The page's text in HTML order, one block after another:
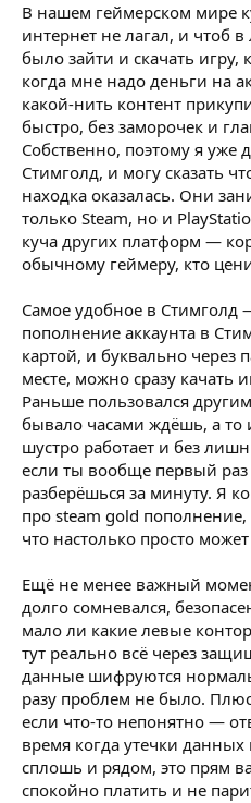
В нашем геймерском мире
интернет не лагал, и чтоб
было зайти и скачать игру,
когда мне надо деньги на
какой-нить контент
быстро, без заморочек и
Собственно, поэтому я
Стимголд, и могу сказать
находка оказалась. Они
только Steam, но и
куча других платформ —
обычному геймеру, кто
Самое удобное в Стимголд
пополнение аккаунта в
картой, и буквально через
месте, можно сразу качать
Раньше пользовался
бывало часами ждёшь, а то
шустро работает и без
если ты вообще первый раз
разберёшься за минуту. Я
про steam gold
что настолько просто
Ещё не менее важный
долго сомневался,
мало ли какие левые
тут реально всё через
данные шифруются
разу проблем не было.
если что-то непонятно —
время когда утечки
сплошь и рядом, это прям
спокойно платить и не